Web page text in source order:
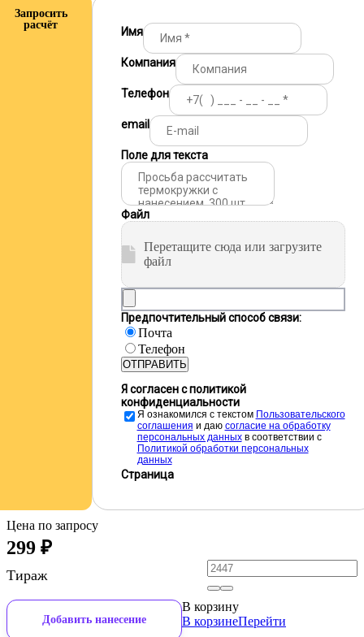
Запросить
расчёт
Имя
Компания
Телефон
email
Поле для текста
Файл
Перетащите сюда или загрузите
файл
Предпочтительный способ связи:
Почта
Телефон
ОТПРАВИТЬ
Я согласен с политикой
конфиденциальности
Я ознакомился с текстом Пользовательского
соглашения и даю cогласие на обработку
персональных данныхв соответствии с
Политикой обработки персональных
данных
Страница
Цена по запросу
299 ₽
Тираж
Добавить нанесение
В корзину
В корзинеПерейти